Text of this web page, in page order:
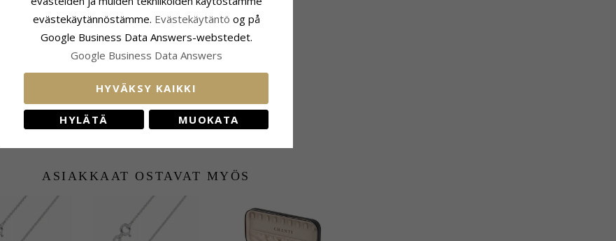
ASIAKKAAT OSTAVAT MYÖS
evästekäytännöstämme. Evästekäytäntö og på
Google Business Data Answers-webstedet.
Google Business Data Answers
HYVÄKSY KAIKKI
HYLÄTÄ MUOKATA